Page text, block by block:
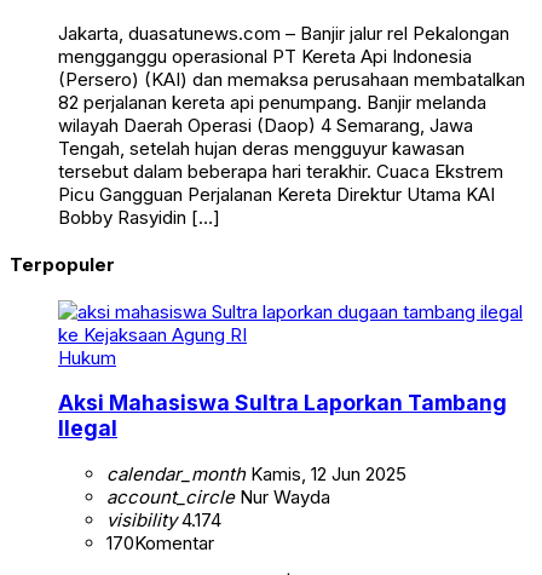
Jakarta, duasatunews.com – Banjir jalur rel Pekalongan
mengganggu operasional PT Kereta Api Indonesia
(Persero) (KAI) dan memaksa perusahaan membatalkan
82 perjalanan kereta api penumpang. Banjir melanda
wilayah Daerah Operasi (Daop) 4 Semarang, Jawa
Tengah, setelah hujan deras mengguyur kawasan
tersebut dalam beberapa hari terakhir. Cuaca Ekstrem
Picu Gangguan Perjalanan Kereta Direktur Utama KAI
Bobby Rasyidin […]
Terpopuler
Hukum
Aksi Mahasiswa Sultra Laporkan Tambang
Ilegal
calendar_monthKamis, 12 Jun 2025
account_circleNur Wayda
visibility4.174
170Komentar